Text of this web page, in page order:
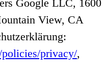
Google LLC, 1600
View, CA
privacy/,